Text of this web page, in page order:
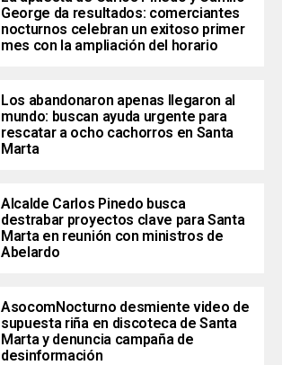
George da resultados: comerciantes
nocturnos celebran un exitoso primer
mes con la ampliación del horario
Los abandonaron apenas llegaron al
mundo: buscan ayuda urgente para
rescatar a ocho cachorros en Santa
Marta
Alcalde Carlos Pinedo busca
destrabar proyectos clave para Santa
Marta en reunión con ministros de
Abelardo
AsocomNocturno desmiente video de
supuesta riña en discoteca de Santa
Marta y denuncia campaña de
desinformación